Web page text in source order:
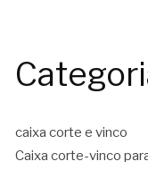
caixa corte e vinco
Caixa corte-vinco